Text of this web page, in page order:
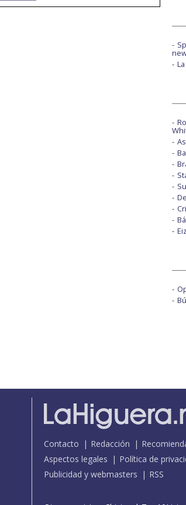
Contacto Redacción
Aspectos legales
Política de
Publicidad y webmasters
RSS